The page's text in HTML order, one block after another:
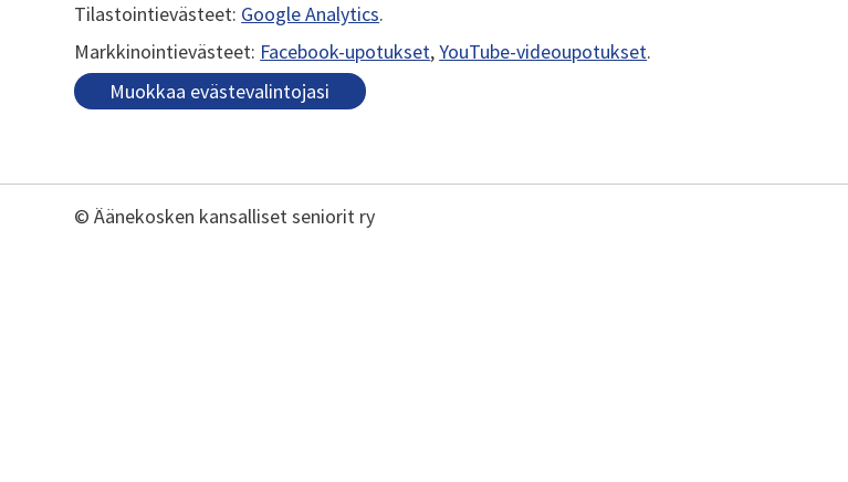
Tilastointievästeet: Google Analytics.
Markkinointievästeet: Facebook-upotukset,YouTube-videoupotukset.
Muokkaa evästevalintojasi
©Äänekosken kansalliset seniorit ry